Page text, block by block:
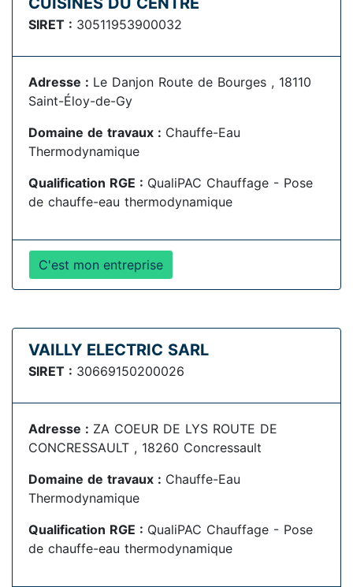
SIRET : 30511953900032
Adresse : Le Danjon Route de Bourges , 18110
Saint-Éloy-de-Gy
Domaine de travaux : Chauffe-Eau
Thermodynamique
Qualification RGE : QualiPAC Chauffage - Pose
de chauffe-eau thermodynamique
C'est mon entreprise
VAILLY ELECTRIC SARL
SIRET : 30669150200026
Adresse : ZA COEUR DE LYS ROUTE DE
CONCRESSAULT , 18260 Concressault
Domaine de travaux : Chauffe-Eau
Thermodynamique
Qualification RGE : QualiPAC Chauffage - Pose
de chauffe-eau thermodynamique